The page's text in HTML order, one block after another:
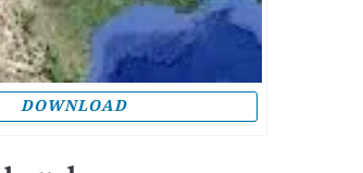
DOWNLOAD